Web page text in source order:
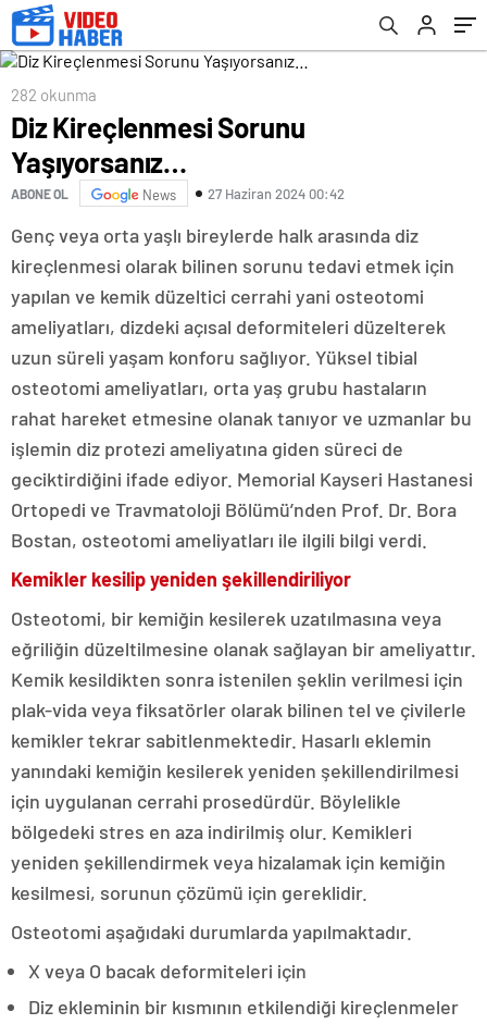
282 okunma
Diz Kireçlenmesi Sorunu
Yaşıyorsanız…
ABONE OL News 27 Haziran 2024 00:42
Genç veya orta yaşlı bireylerde halk arasında diz
kireçlenmesi olarak bilinen sorunu tedavi etmek için
yapılan ve kemik düzeltici cerrahi yani osteotomi
ameliyatları, dizdeki açısal deformiteleri düzelterek
uzun süreli yaşam konforu sağlıyor. Yüksel tibial
osteotomi ameliyatları, orta yaş grubu hastaların
rahat hareket etmesine olanak tanıyor ve uzmanlar bu
işlemin diz protezi ameliyatına giden süreci de
geciktirdiğini ifade ediyor. Memorial Kayseri Hastanesi
Ortopedi ve Travmatoloji Bölümü’nden Prof. Dr. Bora
Bostan, osteotomi ameliyatları ile ilgili bilgi verdi.
Kemikler kesilip yeniden şekillendiriliyor
Osteotomi, bir kemiğin kesilerek uzatılmasına veya
eğriliğin düzeltilmesine olanak sağlayan bir ameliyattır.
Kemik kesildikten sonra istenilen şeklin verilmesi için
plak-vida veya fiksatörler olarak bilinen tel ve çivilerle
kemikler tekrar sabitlenmektedir. Hasarlı eklemin
yanındaki kemiğin kesilerek yeniden şekillendirilmesi
için uygulanan cerrahi prosedürdür. Böylelikle
bölgedeki stres en aza indirilmiş olur. Kemikleri
yeniden şekillendirmek veya hizalamak için kemiğin
kesilmesi, sorunun çözümü için gereklidir.
Osteotomi aşağıdaki durumlarda yapılmaktadır.
X veya O bacak deformiteleri için
Diz ekleminin bir kısmının etkilendiği kireçlenmeler